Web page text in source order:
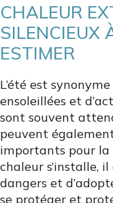
CHALEUR
SILENCIEUX
ESTIMER
L’été est
ensoleillées et
sont souvent
peuvent
importants pour la
chaleur s’installe,
dangers et
se protéger et